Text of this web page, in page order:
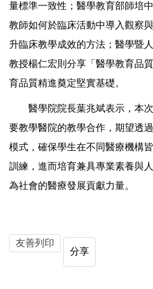
量標準一致性；醫學教育部師培
教師如何於臨床活動中導入觀察
升臨床教學成效的方法；醫學暨
教授楊仁宏則分享「醫學教育品
育品質精進奠定堅實基礎。
醫學院院長葉兆斌表示，本
要教學醫院的教學合作，期望透
模式，確保學生在不同醫療機構
訓練，進而培育兼具專業素養與
為社會的醫療發展貢獻力量。
友善列印
分享